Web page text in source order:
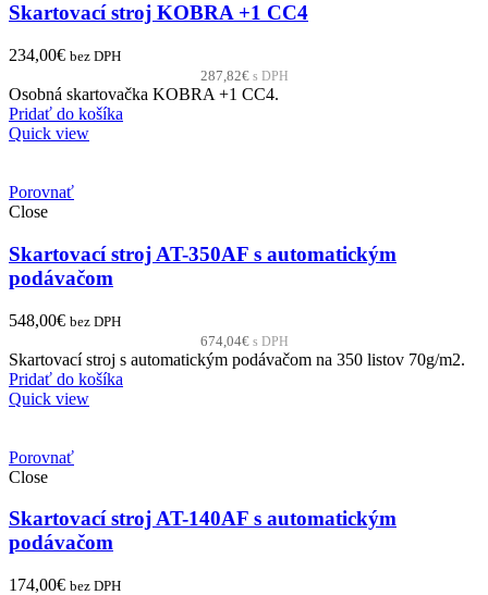
Skartovací stroj KOBRA +1 CC4
234,00€ bez DPH
287,82€ s DPH
Osobná skartovačka KOBRA +1 CC4.
Pridať do košíka
Quick view
Porovnať
Close
Skartovací stroj AT-350AF s automatickým
podávačom
548,00€ bez DPH
674,04€ s DPH
Skartovací stroj s automatickým podávačom na 350 listov 70g/m2.
Pridať do košíka
Quick view
Porovnať
Close
Skartovací stroj AT-140AF s automatickým
podávačom
174,00€ bez DPH